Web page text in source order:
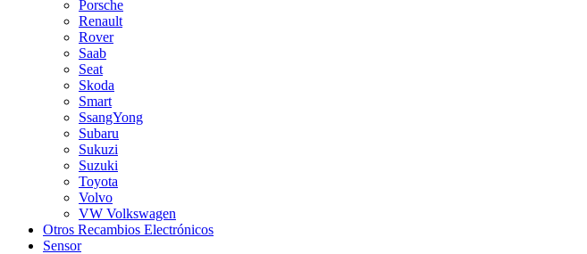
Porsche
Renault
Rover
Saab
Seat
Skoda
Smart
SsangYong
Subaru
Sukuzi
Suzuki
Toyota
Volvo
VW Volkswagen
Otros Recambios Electrónicos
Sensor